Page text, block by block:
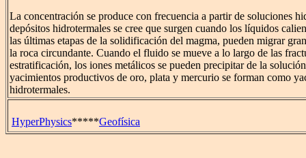
La concentración se produce con frecuencia a partir de soluciones
depósitos hidrotermales se cree que surgen cuando los líquidos
las últimas etapas de la solidificación del magma, pueden migrar
la roca circundante. Cuando el fluido se mueve a lo largo de las
estratificación, los iones metálicos se pueden precipitar de la
yacimientos productivos de oro, plata y mercurio se forman como
hidrotermales.
HyperPhysics*****Geofísica